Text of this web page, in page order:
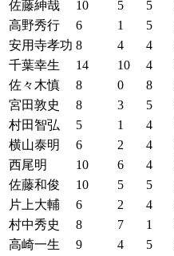
佐藤紳哉
10 5 5
高野秀行
6 1 5
安用寺孝功 8 4 4
千葉幸生
14 10 4
佐々木慎
8 0 8
宮田敦史
8 3 5
村田智弘
5 1 4
横山泰明
6 2 4
西尾明
10 6 4
佐藤和俊
10 5 5
片上大輔
6 2 4
村中秀史
8 7 1
高崎一生
9 4 5